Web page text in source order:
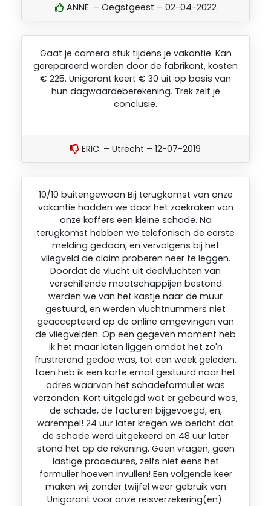
ANNE. – Oegstgeest – 02-04-2022
Gaat je camera stuk tijdens je vakantie. Kan
gerepareerd worden door de fabrikant, kosten
€ 225. Unigarant keert € 30 uit op basis van
hun dagwaardeberekening. Trek zelf je
conclusie.
ERIC. – Utrecht – 12-07-2019
10/10 buitengewoon Bij terugkomst van onze
vakantie hadden we door het zoekraken van
onze koffers een kleine schade. Na
terugkomst hebben we telefonisch de eerste
melding gedaan, en vervolgens bij het
vliegveld de claim proberen neer te leggen.
Doordat de vlucht uit deelvluchten van
verschillende maatschappijen bestond
werden we van het kastje naar de muur
gestuurd, en werden vluchtnummers niet
geaccepteerd op de online omgevingen van
de vliegvelden. Op een gegeven moment heb
ik het maar laten liggen omdat het zo'n
frustrerend gedoe was, tot een week geleden,
toen heb ik een korte email gestuurd naar het
adres waarvan het schadeformulier was
verzonden. Kort uitgelegd wat er gebeurd was,
de schade, de facturen bijgevoegd, en,
warempel! 24 uur later kregen we bericht dat
de schade werd uitgekeerd en 48 uur later
stond het op de rekening. Geen vragen, geen
lastige procedures, zelfs niet eens het
formulier hoeven invullen! Een volgende keer
maken wij zonder twijfel weer gebruik van
Unigarant voor onze reisverzekering(en).